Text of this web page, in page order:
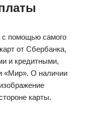
с помощью самого
от Сбербанка,
и кредитными,
«Мир». О наличии
карты.